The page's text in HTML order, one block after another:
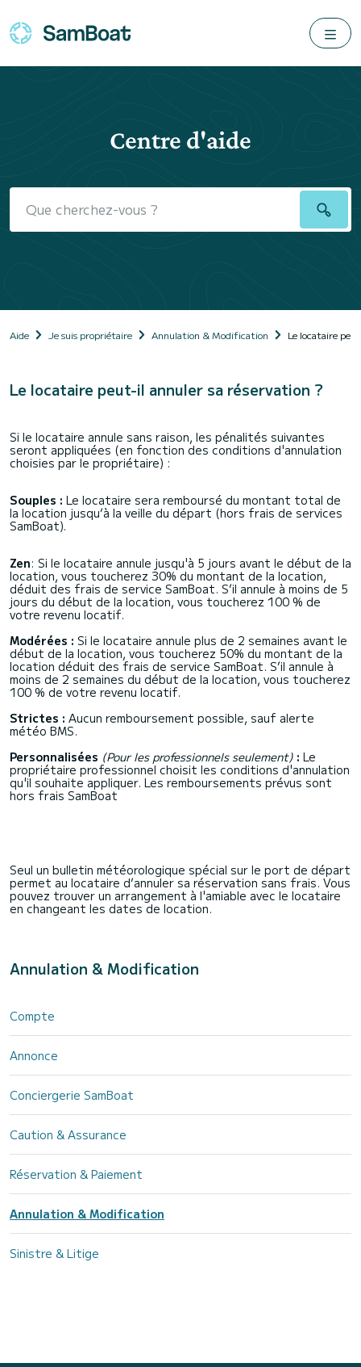
Centre d'aide
Aide Je suis propriétaire Annulation & Modification Le locataire
Annulation & Modification
Compte
Annonce
Conciergerie SamBoat
Caution & Assurance
Réservation & Paiement
Annulation & Modification
Sinistre & Litige
Le locataire peut-il annuler sa réservation ?
Si le locataire annule sans raison, les pénalités suivantes
seront appliquées (en fonction des conditions d'annulation
choisies par le propriétaire) :
Souples : Le locataire sera remboursé du montant total de
la location jusqu’à la veille du départ (hors frais de services
SamBoat).
Zen: Si le locataire annule jusqu'à 5 jours avant le début de la
location, vous toucherez 30% du montant de la location,
déduit des frais de service SamBoat. S’il annule à moins de 5
jours du début de la location, vous toucherez 100 % de
votre revenu locatif.
Modérées : Si le locataire annule plus de 2 semaines avant le
début de la location, vous toucherez 50% du montant de la
location déduit des frais de service SamBoat. S’il annule à
moins de 2 semaines du début de la location, vous toucherez
100 % de votre revenu locatif.
Strictes : Aucun remboursement possible, sauf alerte
météo BMS.
Personnalisées (Pour les professionnels seulement) : Le
propriétaire professionnel choisit les conditions d'annulation
qu'il souhaite appliquer. Les remboursements prévus sont
hors frais SamBoat
Seul un bulletin météorologique spécial sur le port de départ
permet au locataire d’annuler sa réservation sans frais. Vous
pouvez trouver un arrangement à l'amiable avec le locataire
en changeant les dates de location.